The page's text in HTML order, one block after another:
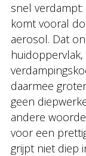
snel
komt vooral
aerosol. Dat
daarmee
geen
andere
voor een
grijpt niet diep